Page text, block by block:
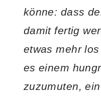
könne: dass
damit fertig
etwas mehr
es einem
zuzumuten,